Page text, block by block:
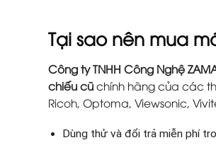
Tại sao nên mua
Công ty TNHH Công Nghệ
chiếu cũchính hãng của các
Ricoh, Optoma, Viewsonic,
Dùng thử và đổi trả miễn phí